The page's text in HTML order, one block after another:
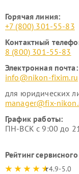
Горячая линия:
+7 (800) 301-55-83
Контактный
8 (800) 301-55-83
Электронная почта:
info@nikon-fixim.ru
для юридических
manager@fix-
График работы:
ПН-ВСК с 9:00 до
Рейтинг
4.9-5.0